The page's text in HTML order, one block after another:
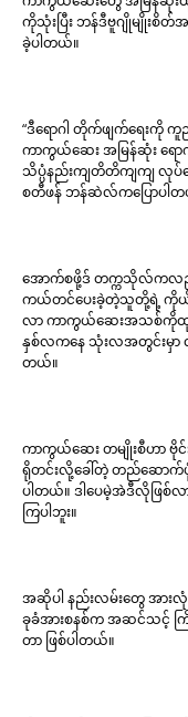
ကိုသုံးပြီး ဘန်ဒီဗူဂျိုမျို
ခဲ့ပါတယ်။
“ဒီရောဂါ တိုက်ဖျက်ရေး
ကာကွယ်ဆေး အမြန်ဆုံး ရေ
သိပ္ပံနည်းကျတိတိကျကျ လုပ်ဆ
စတီဖန် ဘန်ဆဲလ်ကပြောပါ
အောက်စဖို့ဒ် တက္ကသိုလ်ကလည်
ကယ်တင်ပေးခဲ့တဲ့သူတို့ရဲ့ ကိုယ်
လာ ကာကွယ်ဆေးအသစ်ကိုထုတ်
နှစ်လကနေ သုံးလအတွင်းမှာ
တယ်။
ကာကွယ်ဆေး တမျိုးစီဟာ ဗိုင်
ရိုတင်းလို့ခေါ်တဲ့ တည်ဆောက်
ပါတယ်။ ဒါပေမဲ့အဲဒီလိုဖြစ်
ကြပါဘူး။
အဆိုပါ နည်းလမ်းတွေ အား
ခုခံအားစနစ်က အဆင်သင့် ကြို
တာ ဖြစ်ပါတယ်။